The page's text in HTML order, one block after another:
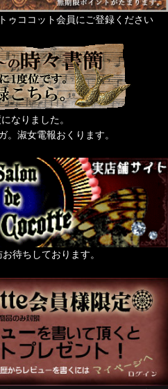
ゥココット会員にご登録ください
なりました。
。淑女電報おくります。
待ちしております。